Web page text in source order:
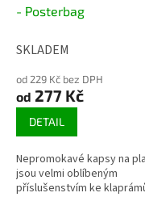
- Posterbag
SKLADEM
od 229 Kč bez DPH
od 277 Kč
DETAIL
Nepromokavé kapsy na
jsou velmi oblíbeným
příslušenstvím ke